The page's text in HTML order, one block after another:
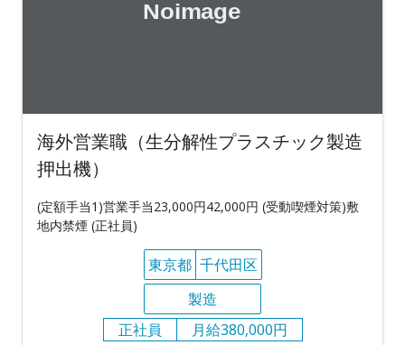
海外営業職（生分解性プラスチック製造
押出機）
(定額手当1)営業手当23,000円42,000円 (受動喫煙対策)敷
地内禁煙 (正社員)
東京都 千代田区
製造
正社員
月給380,000円